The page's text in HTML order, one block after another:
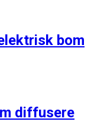
bom
diffusere